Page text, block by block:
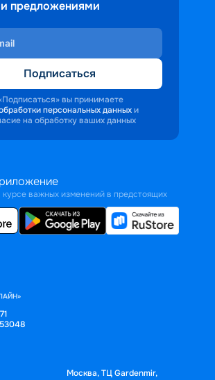
предложениями
Подписаться
вы принимаете
персональных данных и
на обработку ваших данных
курсе важных изменений в предстоящих
Москва, ТЦ Gardenmir,